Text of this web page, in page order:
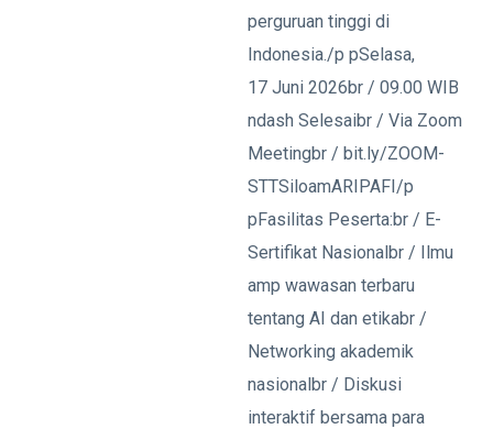
perguruan tinggi di
Indonesia./p pSelasa,
17 Juni 2026br / 09.00 WIB
ndash Selesaibr / Via Zoom
Meetingbr / bit.ly/ZOOM-
STTSiloamARIPAFI/p
pFasilitas Peserta:br / E-
Sertifikat Nasionalbr / Ilmu
amp wawasan terbaru
tentang AI dan etikabr /
Networking akademik
nasionalbr / Diskusi
interaktif bersama para